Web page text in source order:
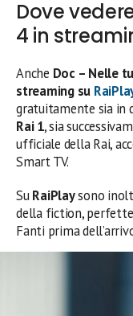
Dove
4 in
Anche Doc – Nelle
streaming su
gratuitamente sia in
Rai 1, sia
ufficiale della Rai,
Smart TV.
SuRaiPlaysono
della fiction, perfette
Fanti prima